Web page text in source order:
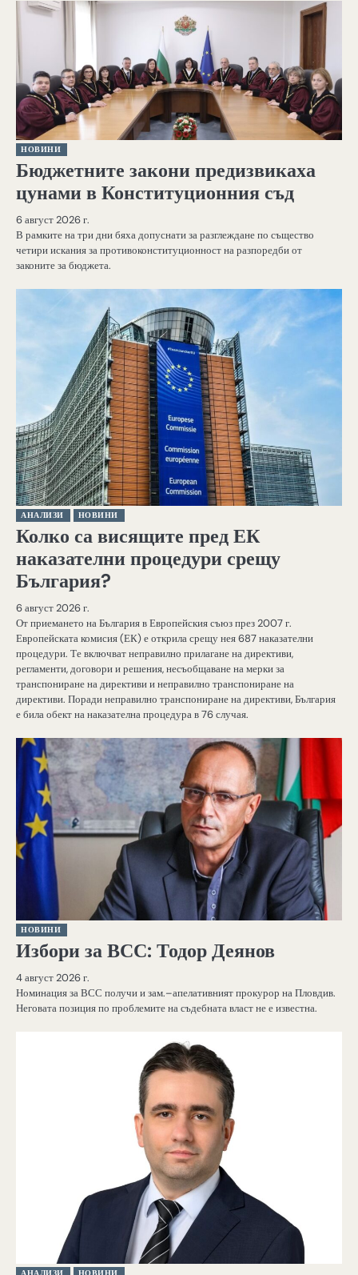
НОВИНИ
Бюджетните закони предизвикаха
цунами в Конституционния съд
6 август 2026 г.
В рамките на три дни бяха допуснати за разглеждане по същество
четири искания за противоконституционност на разпоредби от
законите за бюджета.
АНАЛИЗИ НОВИНИ
Колко са висящите пред ЕК
наказателни процедури срещу
България?
6 август 2026 г.
От приемането на България в Европейския съюз през 2007 г.
Европейската комисия (ЕК) е открила срещу нея 687 наказателни
процедури. Те включват неправилно прилагане на директиви,
регламенти, договори и решения, несъобщаване на мерки за
транспониране на директиви и неправилно транспониране на
директиви. Поради неправилно транспониране на директиви, България
е била обект на наказателна процедура в 76 случая.
НОВИНИ
Избори за ВСС: Тодор Деянов
4 август 2026 г.
Номинация за ВСС получи и зам.–апелативният прокурор на Пловдив.
Неговата позиция по проблемите на съдебната власт не е известна.